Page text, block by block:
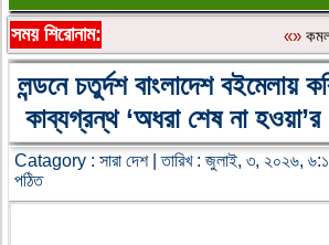
সময় শিরোনাম: «»
লন্ডনে চতুর্দশ বাংলাদেশ বইমেলায়
কাব্যগ্রন্থ ‘অধরা শেষ না
Catagory : সারা দেশ| তারিখ : জুলাই, ৩, ২০২৬,
পঠিত